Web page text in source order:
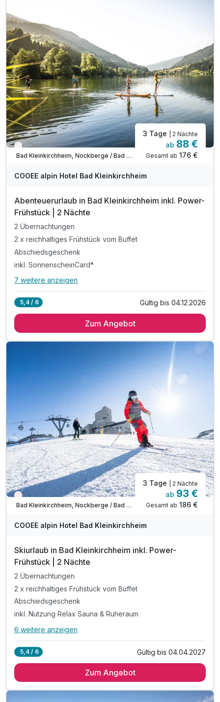
Verfügbar bis Dezember
Bad Kleinkirchheim, Nockberge / Bad Kleinkirchheim
3 Tage | 2 Nächte
ab 88 €
Gesamt ab 176 €
COOEE alpin Hotel Bad Kleinkirchheim
Abenteuerurlaub in Bad Kleinkirchheim inkl. Power-
Frühstück | 2 Nächte
2 Übernachtungen
2 x reichhaltiges Frühstück vom Buffet
Abschiedsgeschenk
inkl. SonnenscheinCard*
Alle Inklusivleistungen
2 x reichhaltiges Frühstück vom Buffet
inkl. Informationen & Ausflugstipps der Region
inkl. W-LAN Nutzung & Parkplatz vor dem Hotel
Tipp: Fahrradtrails
Tipp: Baden im Millstätter See
7 weitere anzeigen
5,4 / 6 Gültig bis 04.12.2026
Zum Angebot
Wieder frei ab Dezember
Bad Kleinkirchheim, Nockberge / Bad Kleinkirchheim
3 Tage | 2 Nächte
ab 93 €
Gesamt ab 186 €
COOEE alpin Hotel Bad Kleinkirchheim
Skiurlaub in Bad Kleinkirchheim inkl. Power-
Frühstück | 2 Nächte
2 Übernachtungen
2 x reichhaltiges Frühstück vom Buffet
Abschiedsgeschenk
inkl. Nutzung Relax Sauna & Ruheraum
Alle Inklusivleistungen
2 x reichhaltiges Frühstück vom Buffet
6 weitere anzeigen
5,4 / 6 Gültig bis 04.04.2027
Zum Angebot